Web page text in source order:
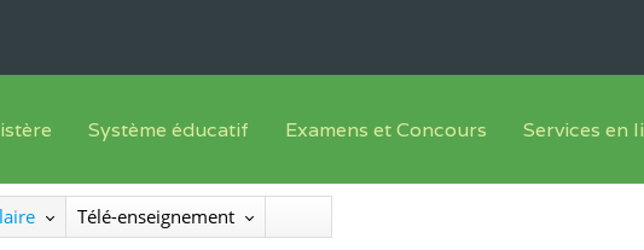
Système éducatif
Offre de formation
Sous système francophone
Progammes d'études
Examens et Concours
Inscriptions
Liste des candidats
Services en
Orientation
Gestion du
Télé-enseignement